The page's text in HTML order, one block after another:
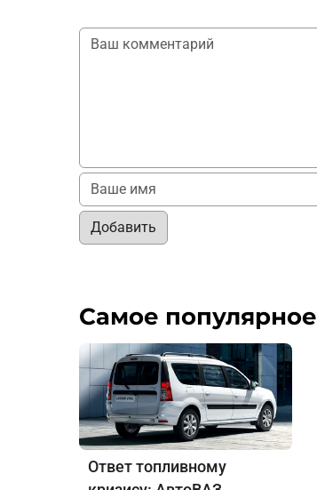
Добавить
Самое популярное
Ответ топливному